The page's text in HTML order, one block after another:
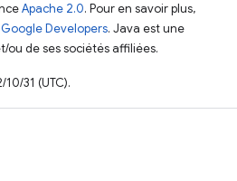
Apache 2.0. Pour en savoir plus,
Developers. Java est une
de ses sociétés affiliées.
31 (UTC).